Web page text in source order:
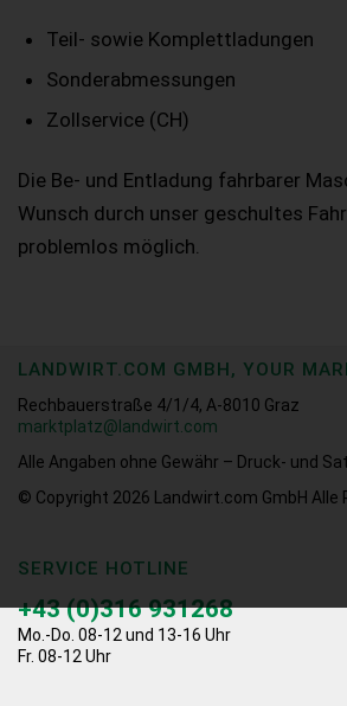
Teil- sowie Komplettladungen
Sonderabmessungen
Zollservice (CH)
Die Be- und Entladung fahrbarer
Wunsch durch unser geschultes
problemlos möglich.
LANDWIRT.COM GMBH, YOUR
Rechbauerstraße 4/1/4, A-8010 Graz
marktplatz@landwirt.com
Alle Angaben ohne Gewähr – Druck- und
© Copyright 2026
Landwirt.com GmbH
SERVICE HOTLINE
+43 (0)316 931268
Mo.-Do. 08-12 und 13-16 Uhr
Fr. 08-12 Uhr